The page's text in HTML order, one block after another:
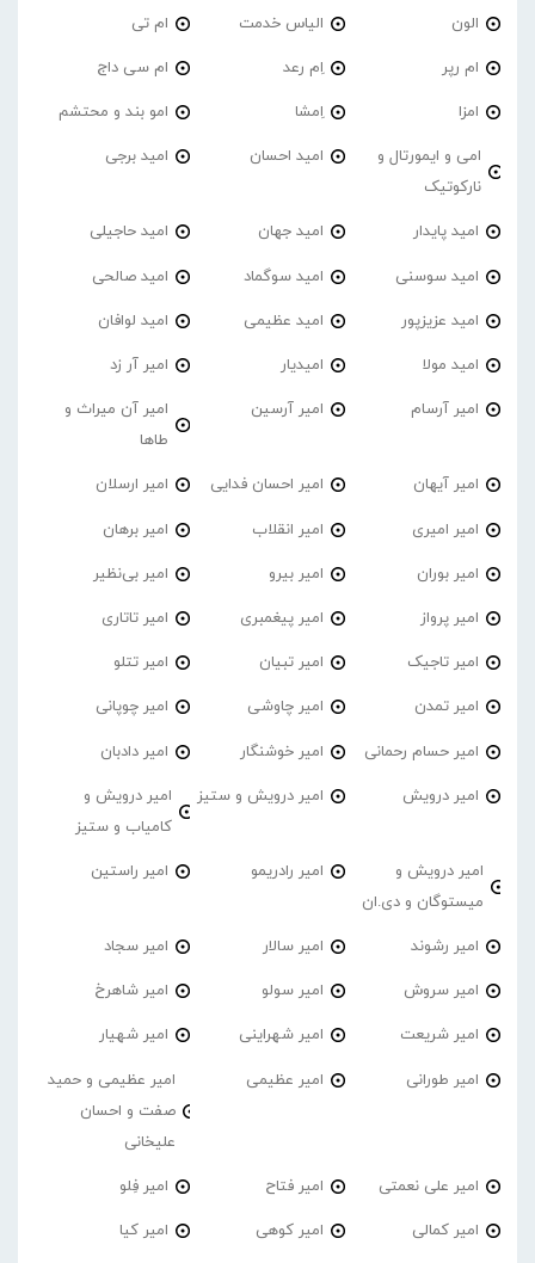
الون الیاس خدمت ام تی
ام رپر اِم رعد ام سی داج
امزا اِمشا امو بند و محتشم
امی و ایمورتال و
نارکوتیک
امید احسان امید برجی
امید پایدار امید جهان امید حاجیلی
امید سوسنی امید سوگماد امید صالحی
امید عزیزپور امید عظیمی امید لوافان
امید مولا امیدیار امیر آر زد
امیر آرسام امیر آرسین
امیر آن میراث و
طاها
امیر آیهان امیر احسان فدایی امیر ارسلان
امیر امیری امیر انقلاب امیر برهان
امیر‌ بوران امیر بیرو امیر بی‌نظیر
امیر پرواز امیر پیغمبری امیر تاتاری
امیر تاجیک امیر تبیان امیر تتلو
امیر تمدن امیر چاوشی امیر چوپانی
امیر حسام رحمانی امیر خوشنگار امیر دادبان
امیر درویش امیر درویش و ستیز
امیر درویش و
کامیاب و ستیز
امیر درویش و
میستوگان و دی.ان
امیر رادریمو امیر راستین
امیر رشوند امیر سالار امیر سجاد
امیر سروش امیر سولو امیر شاهرخ
امیر شریعت امیر شهراینی امیر شهیار
امیر طورانی امیر عظیمی
امیر عظیمی و حمید
صفت و احسان
علیخانی
امیر علی نعمتی امیر فتاح امیر فِلو
امیر کمالی امیر کوهی امیر کیا